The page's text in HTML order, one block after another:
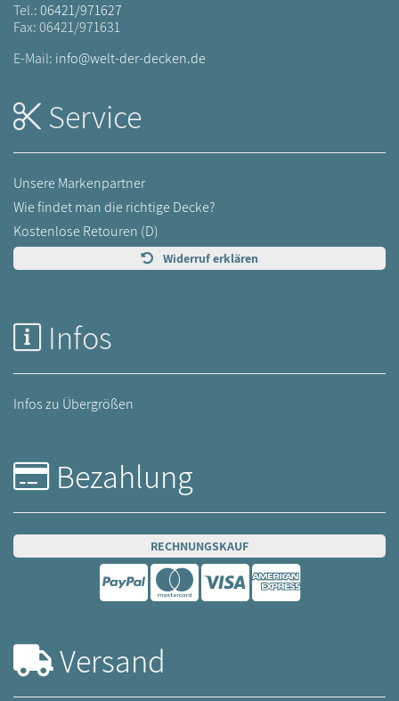
Tel.:06421/971627
Fax: 06421/971631
E-Mail: info@welt-der-decken.de
Service
Unsere Markenpartner
Wie findet man die richtige Decke?
Kostenlose Retouren (D)
Widerruf erklären
Infos
Infos zu Übergrößen
Bezahlung
RECHNUNGSKAUF
Versand